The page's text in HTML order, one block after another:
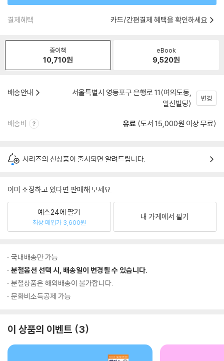
결제혜택 카드/간편결제 혜택을 확인하세요
종이책
10,710원
eBook
9,520원
배송안내
서울특별시 영등포구 은행로 11(여의도동,
일신빌딩)
변경
배송비 유료 (도서 15,000원 이상 무료)
시리즈의 신상품이 출시되면 알려드립니다.
이미 소장하고 있다면 판매해 보세요.
예스24에 팔기
최상 매입가 3,600원
내 가게에서 팔기
국내배송만 가능
분철옵션 선택 시, 배송일이 변경될 수 있습니다.
분철상품은 해외배송이 불가합니다.
문화비소득공제 가능
이 상품의 이벤트 3